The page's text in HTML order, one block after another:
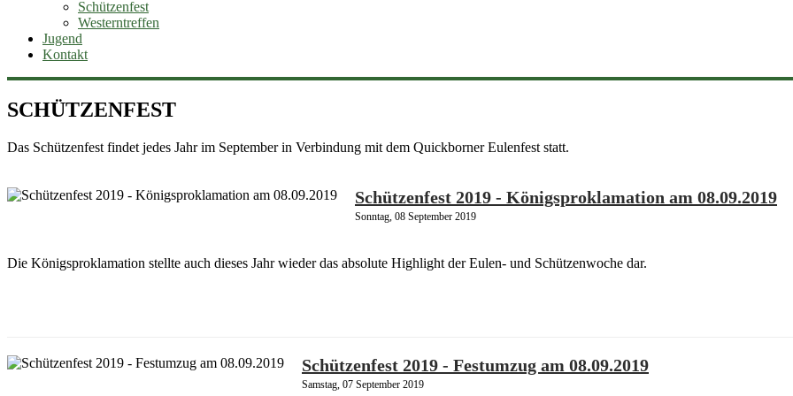
Schützenfest
Westerntreffen
Jugend
Kontakt
SCHÜTZENFEST
Das Schützenfest findet jedes Jahr im September in Verbindung mit dem Quickborner Eulenfest statt.
Schützenfest 2019 - Königsproklamation am 08.09.2019
Sonntag, 08 September 2019
Die Königsproklamation stellte auch dieses Jahr wieder das absolute Highlight der Eulen- und Schützenwoche dar.
Schützenfest 2019 - Festumzug am 08.09.2019
Samstag, 07 September 2019